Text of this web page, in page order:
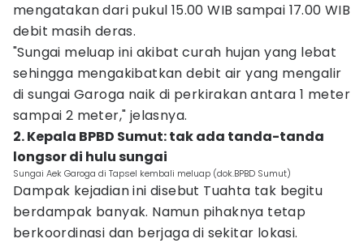
mengatakan dari pukul 15.00 WIB sampai 17.00 WIB
debit masih deras.
"Sungai meluap ini akibat curah hujan yang lebat
sehingga mengakibatkan debit air yang mengalir
di sungai Garoga naik di perkirakan antara 1 meter
sampai 2 meter," jelasnya.
2. Kepala BPBD Sumut: tak ada tanda-tanda
longsor di hulu sungai
Sungai Aek Garoga di Tapsel kembali meluap (dok.BPBD Sumut)
Dampak kejadian ini disebut Tuahta tak begitu
berdampak banyak. Namun pihaknya tetap
berkoordinasi dan berjaga di sekitar lokasi.